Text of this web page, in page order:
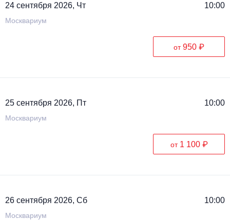
24 сентября 2026, Чт 10:00
Москвариум
от950 ₽
25 сентября 2026, Пт 10:00
Москвариум
от 1 100 ₽
26 сентября 2026, Сб 10:00
Москвариум